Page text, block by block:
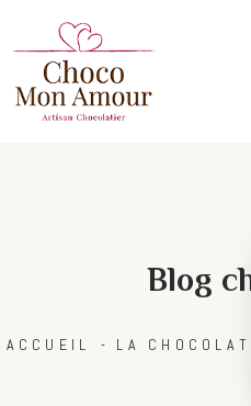
Blog
ACCUEIL LA